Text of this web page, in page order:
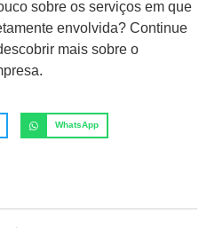
sobre os serviços em que
envolvida? Continue
mais sobre o
WhatsApp